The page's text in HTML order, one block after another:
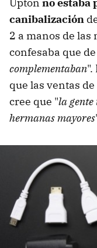
Upton no estaba
canibalización
2 a manos de las
confesaba que
complementaban".
que las ventas
cree que "la gente
hermanas mayores